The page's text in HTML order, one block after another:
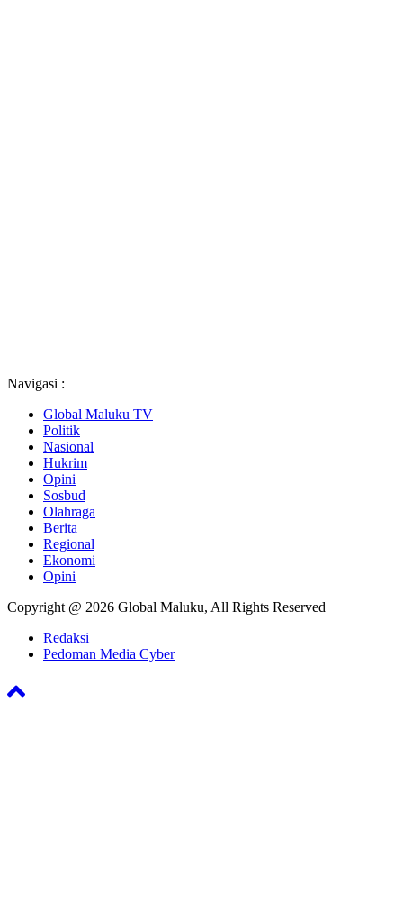
Navigasi :
Global Maluku TV
Politik
Nasional
Hukrim
Opini
Sosbud
Olahraga
Berita
Regional
Ekonomi
Opini
Copyright @ 2026 Global Maluku, All Rights Reserved
Redaksi
Pedoman Media Cyber